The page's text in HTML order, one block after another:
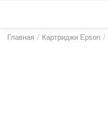
Главная / Картриджи Epson /